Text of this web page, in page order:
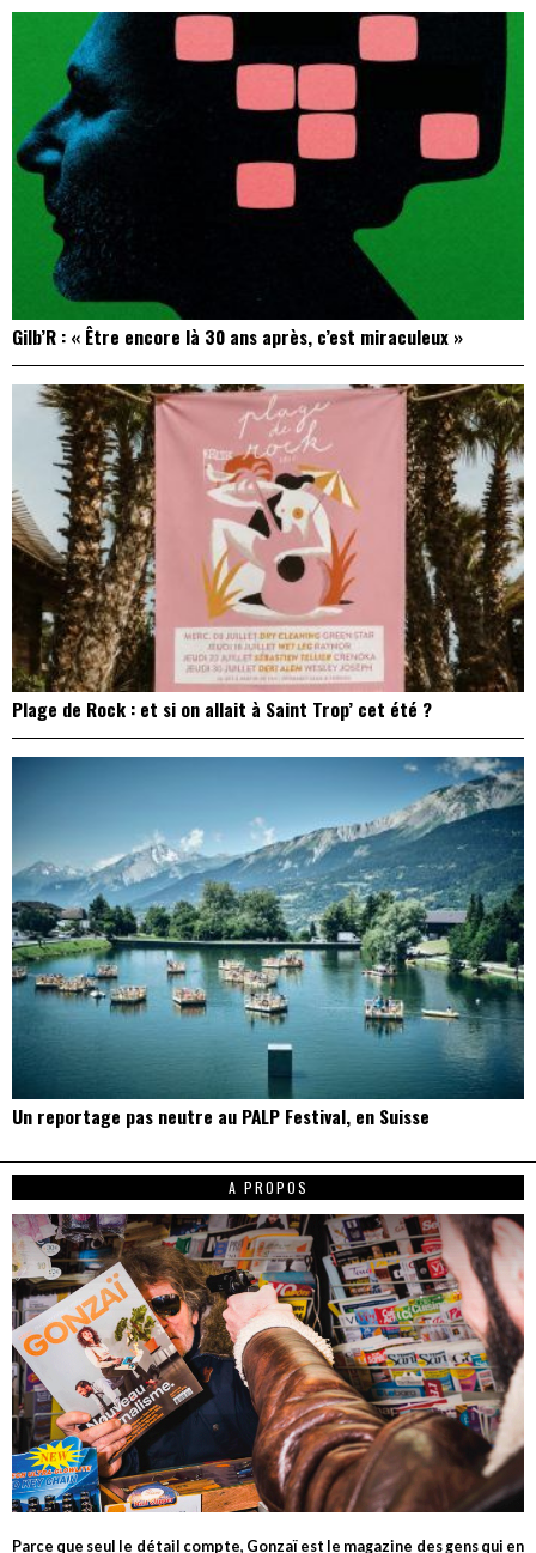
Gilb’R : « Être encore là 30 ans après, c’est miraculeux »
Plage de Rock : et si on allait à Saint Trop’ cet été ?
Un reportage pas neutre au PALP Festival, en Suisse
A PROPOS
Parce que seul le détail compte, Gonzaï est le magazine des gens qui en